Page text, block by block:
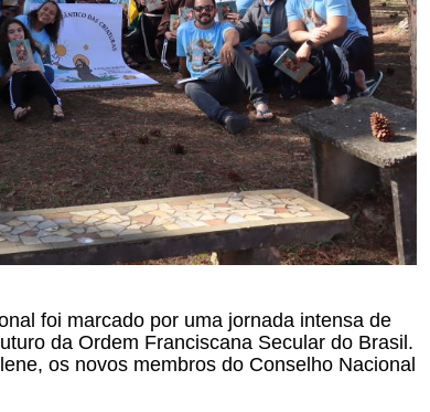
foi marcado por uma jornada intensa de
da Ordem Franciscana Secular do Brasil.
os novos membros do Conselho Nacional